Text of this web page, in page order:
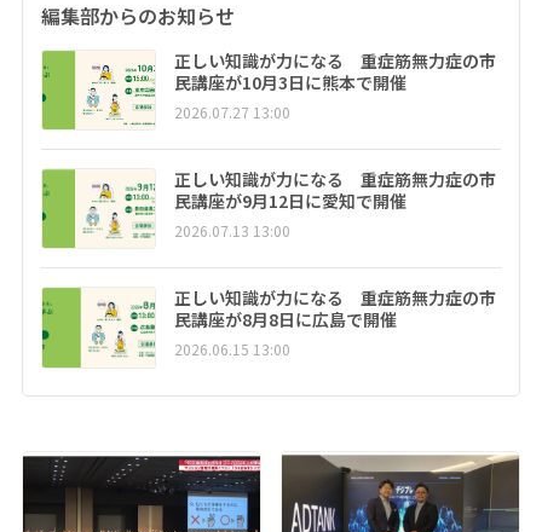
編集部からのお知らせ
正しい知識が力になる 重症筋無力症の市
民講座が10月3日に熊本で開催
2026.07.27 13:00
正しい知識が力になる 重症筋無力症の市
民講座が9月12日に愛知で開催
2026.07.13 13:00
正しい知識が力になる 重症筋無力症の市
民講座が8月8日に広島で開催
2026.06.15 13:00